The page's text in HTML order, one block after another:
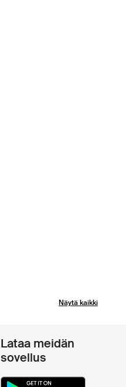
Näytä kaikki
Lataa meidän
sovellus